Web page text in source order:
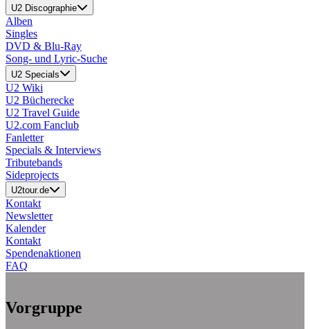
U2 Discographie
Alben
Singles
DVD & Blu-Ray
Song- und Lyric-Suche
U2 Specials
U2 Wiki
U2 Bücherecke
U2 Travel Guide
U2.com Fanclub
Fanletter
Specials & Interviews
Tributebands
Sideprojects
U2tour.de
Kontakt
Newsletter
Kalender
Kontakt
Spendenaktionen
FAQ
Vorgruppe